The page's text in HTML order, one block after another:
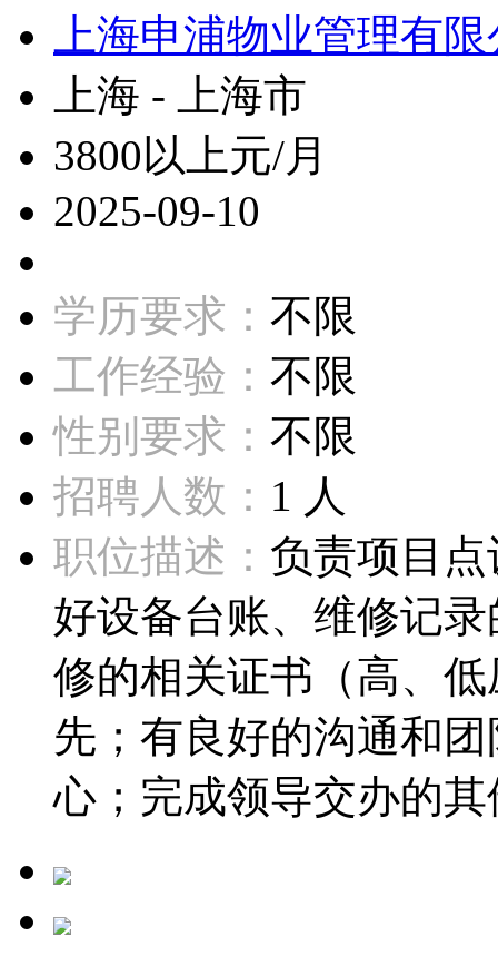
上海申浦物业管理有
上海 - 上海市
3800以上元/月
2025-09-10
学历要求： 不限
工作经验： 不限
性别要求： 不限
招聘人数： 1 人
职位描述： 负责项目
好设备台账、维修记
修的相关证书（高、
先；有良好的沟通和
心；完成领导交办的